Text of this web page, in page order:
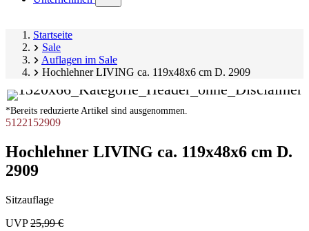
submenu)
Startseite
Sale
Auflagen im Sale
Hochlehner LIVING ca. 119x48x6 cm D. 2909
*Bereits reduzierte Artikel sind ausgenommen.
5122152909
Hochlehner LIVING ca. 119x48x6 cm D.
2909
Sitzauflage
UVP25,99 €